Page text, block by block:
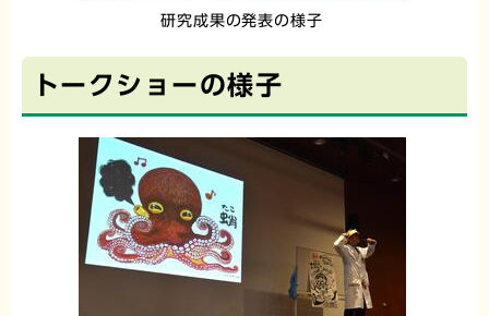
研究成果の発表の様子
トークショーの様子